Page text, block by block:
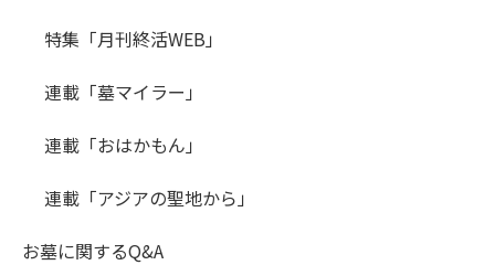
特集「月刊終活WEB」
連載「墓マイラー」
連載「おはかもん」
連載「アジアの聖地から」
お墓に関するQ&A